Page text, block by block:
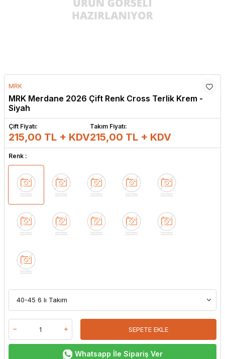
MRK
MRK Merdane 2026 Çift Renk Cross Terlik Krem -
Siyah
Çift Fiyatı:
215,00 TL + KDV
Takım Fiyatı:
215,00 TL + KDV
Renk :
SEPETE EKLE
Whatsapp İle Sipariş Ver